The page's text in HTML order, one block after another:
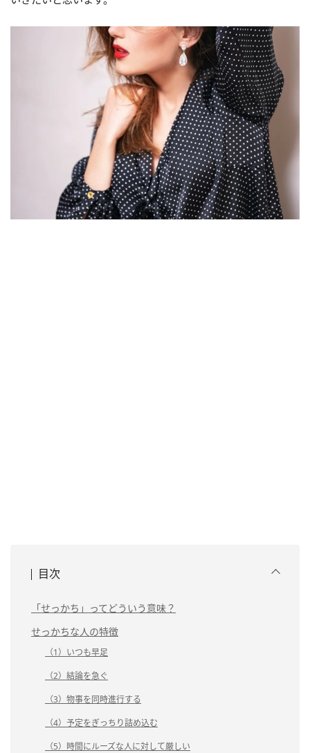
目次
「せっかち」ってどういう意味？
せっかちな人の特徴
（1）いつも早足
（2）結論を急ぐ
（3）物事を同時進行する
（4）予定をぎっちり詰め込む
（5）時間にルーズな人に対して厳しい